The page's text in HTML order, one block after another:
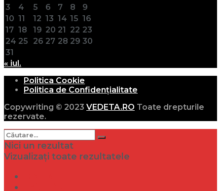
3
4 5 6 7 8
9
10 11 12 13 14 15 16
17 18 19 20 21 22 23
24 25 26 27 28 29 30
31
« iul.
Politica Cookie
Politica de Confidențialitate
Copywriting © 2023 VEDETA.RO Toate drepturile
rezervate.
Nici un rezultat
Vizualizați toate rezultatele